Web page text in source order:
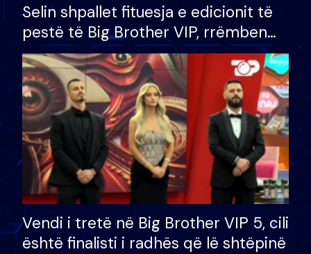
Selin shpallet fituesja e edicionit të
pestë të Big Brother VIP, rrëmben
çmimin e madh prej 100 mijë eurosh
Vendi i tretë në Big Brother VIP 5, cili
është finalisti i radhës që lë shtëpinë